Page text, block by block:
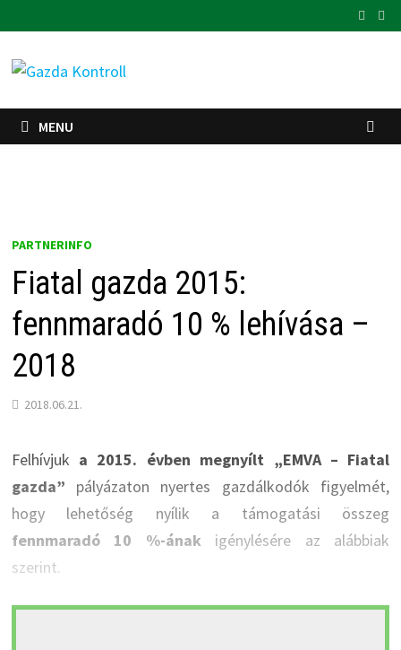
to
content
MENU
PARTNERINFO
Fiatal gazda 2015:
fennmaradó 10 % lehívása –
2018
2018.06.21.
Felhívjuk a 2015. évben megnyílt „EMVA – Fiatal
gazda” pályázaton nyertes gazdálkodók figyelmét,
hogy lehetőség nyílik a támogatási összeg
fennmaradó 10 %-ánakigénylésére az alábbiak
szerint.